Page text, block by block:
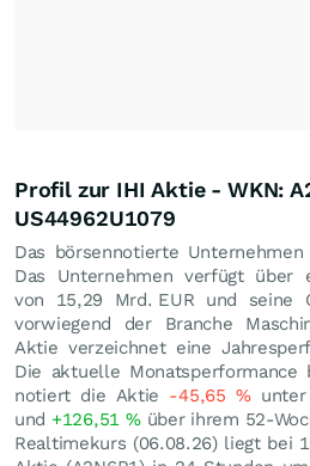
Profil zur IHI Aktie - WKN:
US44962U1079
Das börsennotierte
Das Unternehmen verfügt über
von 15,29 Mrd. EUR und seine
vorwiegend der Branche
Aktie verzeichnet eine
Die aktuelle Monatsperformance
notiert die Aktie -45,65 %unter
und +126,51 %über ihrem 52-
Realtimekurs (06.08.26) liegt bei